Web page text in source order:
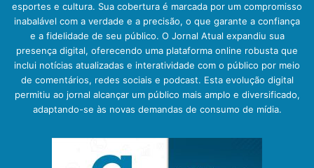
esportes e cultura. Sua cobertura é marcada por um compromisso
inabalável com a verdade e a precisão, o que garante a confiança
e a fidelidade de seu público. O Jornal Atual expandiu sua
presença digital, oferecendo uma plataforma online robusta que
inclui notícias atualizadas e interatividade com o público por meio
de comentários, redes sociais e podcast. Esta evolução digital
permitiu ao jornal alcançar um público mais amplo e diversificado,
adaptando-se às novas demandas de consumo de mídia.